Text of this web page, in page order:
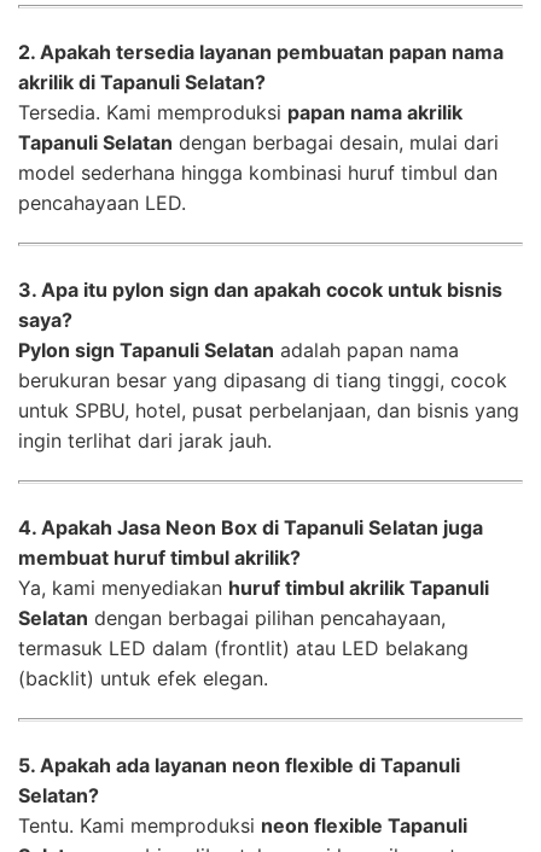
2. Apakah tersedia layanan pembuatan papan nama
akrilik di Tapanuli Selatan?
Tersedia. Kami memproduksi papan nama akrilik
Tapanuli Selatan dengan berbagai desain, mulai dari
model sederhana hingga kombinasi huruf timbul dan
pencahayaan LED.
3. Apa itu pylon sign dan apakah cocok untuk bisnis
saya?
Pylon sign Tapanuli Selatan adalah papan nama
berukuran besar yang dipasang di tiang tinggi, cocok
untuk SPBU, hotel, pusat perbelanjaan, dan bisnis yang
ingin terlihat dari jarak jauh.
4. Apakah Jasa Neon Box di Tapanuli Selatan juga
membuat huruf timbul akrilik?
Ya, kami menyediakan huruf timbul akrilik Tapanuli
Selatan dengan berbagai pilihan pencahayaan,
termasuk LED dalam (frontlit) atau LED belakang
(backlit) untuk efek elegan.
5. Apakah ada layanan neon flexible di Tapanuli
Selatan?
Tentu. Kami memproduksi neon flexible Tapanuli